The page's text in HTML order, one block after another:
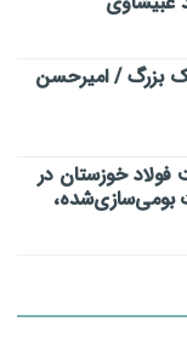
بزرگ / امیرحسن
فولاد خوزستان در
بومی‌سازی‌شده،